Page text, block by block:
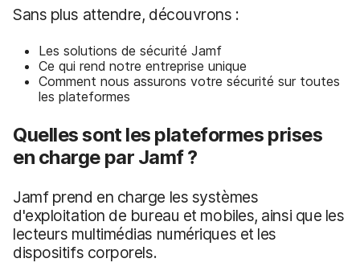
Sans plus attendre, découvrons :
Les solutions de sécurité Jamf
Ce qui rend notre entreprise unique
Comment nous assurons votre sécurité sur toutes
les plateformes
Quelles sont les plateformes prises
en charge par Jamf ?
Jamf prend en charge les systèmes
d'exploitation de bureau et mobiles, ainsi que les
lecteurs multimédias numériques et les
dispositifs corporels.